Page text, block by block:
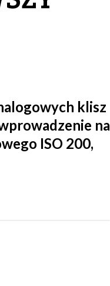
klisz
na
ISO 200,